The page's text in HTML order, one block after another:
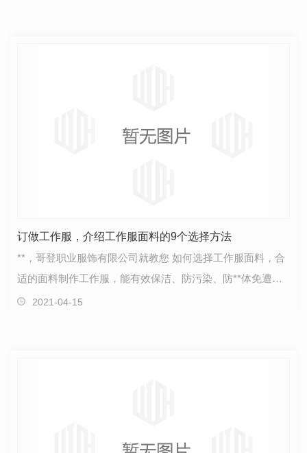
订做工作服，介绍工作服面料的9个选择方法
**，哥登职业服饰有限公司就教您 如何选择工作服面料，合
适的面料制作工作服，能有效保洁、防污染、防**体免遭机
械外伤和有害化学药物、热辐射烧伤，包括防护性、…
2021-04-15